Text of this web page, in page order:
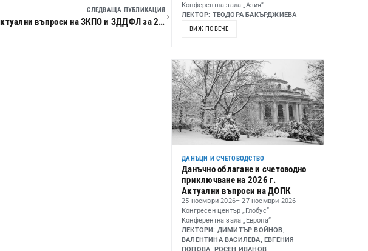
СЛЕДВАЩА ПУБЛИКАЦИЯ
Семинар по нови моменти и актуални въпроси на ЗКПО и ЗДДФЛ за 2017 г.
Конферентна зала „Азия“
ЛЕКТОР: ТЕОДОРА БАКЪРДЖИЕВА
ВИЖ ПОВЕЧЕ
ДАНЪЦИ И СЧЕТОВОДСТВО
Данъчно облагане и счетоводно
приключване на 2026 г.
Актуални въпроси на ДОПК
25 ноември 2026– 27 ноември 2026
Конгресен център „Глобус“ –
Конферентна зала „Европа“
ЛЕКТОРИ: ДИМИТЪР ВОЙНОВ,
ВАЛЕНТИНА ВАСИЛЕВА, ЕВГЕНИЯ